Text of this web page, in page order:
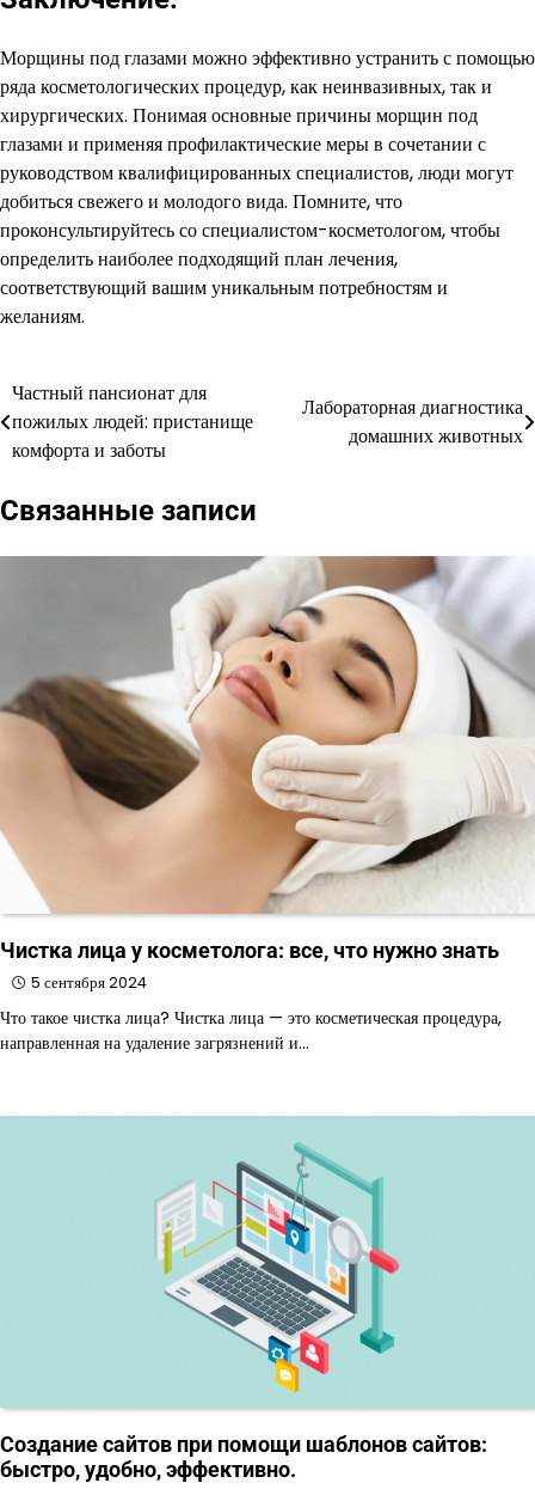
Морщины под глазами можно эффективно устранить с помощью
ряда косметологических процедур, как неинвазивных, так и
хирургических. Понимая основные причины морщин под
глазами и применяя профилактические меры в сочетании с
руководством квалифицированных специалистов, люди могут
добиться свежего и молодого вида. Помните, что
проконсультируйтесь со специалистом-косметологом, чтобы
определить наиболее подходящий план лечения,
соответствующий вашим уникальным потребностям и
желаниям.
Навигация
по
Частный пансионат для
пожилых людей: пристанище
комфорта и заботы
Лабораторная диагностика
домашних животных
Связанные записи
Чистка лица у косметолога: все, что нужно знать
5 сентября 2024
Что такое чистка лица? Чистка лица — это косметическая процедура,
направленная на удаление загрязнений и…
Создание сайтов при помощи шаблонов сайтов:
быстро, удобно, эффективно.